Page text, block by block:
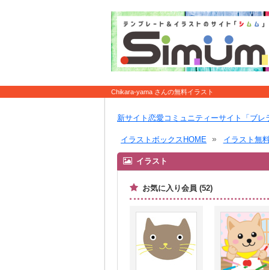
Chikara-yama さんの無料イラスト
新サイト恋愛コミュニティーサイト「ブレ
イラストボックスHOME イラスト無
イラスト
お気に入り会員 (52)